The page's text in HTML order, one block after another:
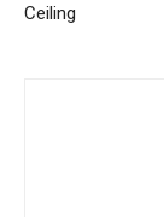
Ceiling